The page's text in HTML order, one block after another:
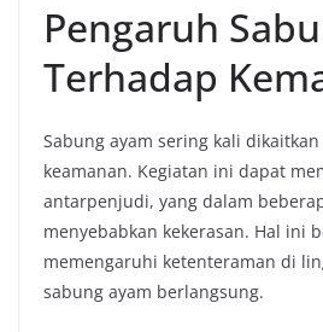
Pengaruh
Terhadap
Sabung ayam sering kali
keamanan. Kegiatan ini dapat
antarpenjudi, yang dalam
menyebabkan kekerasan. Hal ini
memengaruhi ketenteraman di
sabung ayam berlangsung.